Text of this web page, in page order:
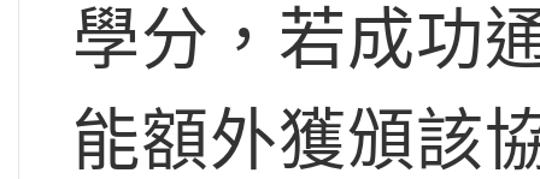
學分，若成功
能額外獲頒該